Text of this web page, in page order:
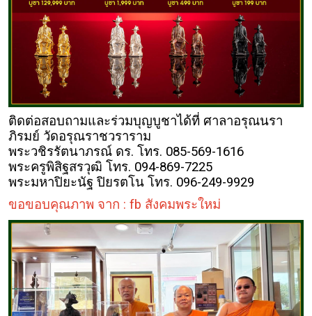
ติดต่อสอบถามและร่วมบุญบูชาได้ที่ ศาลาอรุณนรา
ภิรมย์ วัดอรุณราชวราราม
พระวชิรรัตนาภรณ์ ดร. โทร. 085-569-1616
พระครูพิสิฐสรวุฒิ โทร. 094-869-7225
พระมหาปิยะนัฐ ปิยรตโน โทร. 096-249-9929
ขอขอบคุณภาพ จาก : fb สังคมพระใหม่